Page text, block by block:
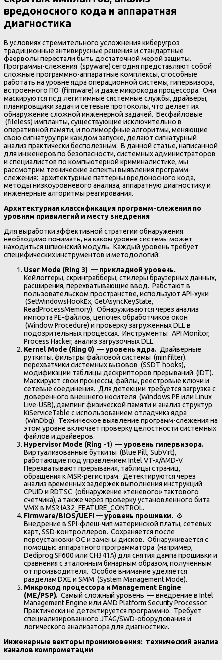
вредоносного кода и аппаратная
диагностика
В условиях стремительного усложнения киберугроз
традиционные антивирусные решения и стандартные
фаерволы перестали быть достаточной мерой защиты. ️
Программы-слежения (spyware) сегодня представляют собой
сложные программно-аппаратные комплексы, способные
работать на уровне ядра операционной системы, гипервизора,
встроенного ПО (firmware) и даже микрокода процессора. Они
маскируются под легитимные системные службы, драйверы,
планировщики задач и сетевые протоколы, что делает их
обнаружение сложной инженерной задачей. Бесфайловые
(fileless) импланты, существующие исключительно в
оперативной памяти, и полиморфные алгоритмы, меняющие
свою сигнатуру при каждом запуске, делают сигнатурный
анализ практически бесполезным. В данной статье, написанной
для инженеров по безопасности, системных администраторов
и специалистов по компьютерной криминалистике, мы
рассмотрим технические аспекты выявления программ-
слежения: архитектурные паттерны вредоносного кода,
методы низкоуровневого анализа, аппаратную диагностику и
инженерные алгоритмы реагирования. ️
Архитектурная классификация программ-слежения по
уровням привилегий и месту внедрения
Для выработки эффективной стратегии обнаружения
необходимо понимать, на каком уровне системы может
находиться шпионский модуль. Каждый уровень требует
специфических инструментов и методологий:
User Mode (Ring 3) — прикладной уровень.
Кейлоггеры, скринграбберы, стилеры браузерных данных,
расширения, перехватывающие ввод. Работают в
пользовательском пространстве, используют API-хуки
(SetWindowsHookEx, GetAsyncKeyState,
ReadProcessMemory). Обнаруживаются через анализ
импорта PE-файлов, цепочек обработчиков окон
(Window Procedure) и проверку загруженных DLL в
подозрительных процессах. Инструменты: API Monitor,
Process Hacker, анализ загрузочных DLL.
Kernel Mode (Ring 0) — уровень ядра. Драйверные
руткиты, фильтры файловой системы (minifilter),
перехватчики системных вызовов (SSDT hooks),
модификации таблицы дескрипторов прерываний (IDT).
Маскируют свои процессы, файлы, реестровые ключи и
сетевые соединения. Для детекции требуется загрузка с
доверенного внешнего носителя (Windows PE или Linux
Live-USB), дампинг физической памяти и анализ структур
KiServiceTable с использованием отладчика ядра
(WinDbg). Техническое выявление программ-слежения на
этом уровне включает проверку целостности системных
файлов и драйверов.
Hypervisor Mode (Ring -1) —уровень гипервизора.
Виртуализованные буткиты (Blue Pill, SubVirt),
работающие под управлением Intel VT-x/AMD-V.
Перехватывают прерывания, таблицы страниц,
обращения к MSR-регистрам. Детектируются через
анализ временных задержек выполнения инструкций
CPUID и RDTSC (обнаружение «теневого» тактового
счетчика), а также через проверку установленного бита
VMX в MSR IA32_FEATURE_CONTROL.
Firmware/BIOS/UEFI — уровень прошивки. ⚙️
Внедрение в SPI-флеш-чип материнской платы, сетевых
карт, SSD-контроллеров. Сохраняется после
переустановки ОС и замены дисков. Обнаруживается с
помощью аппаратного программатора (например,
Dediprog SF600 или CH341A) для снятия дампа прошивки и
сравнения с эталонным бинарным образом, полученным
от производителя. Особое внимание уделяется
разделам DXE и SMM (System Management Mode).
Микрокод процессора и Management Engine
(ME/PSP). Самый сложный уровень — внедрение в Intel
Management Engine или AMD Platform Security Processor.
Практически не детектируется программно. Требует
специализированного JTAG/SWD-оборудования и
логического анализатора для диагностики.
Инженерные векторы проникновения: технический анализ
каналов компрометации